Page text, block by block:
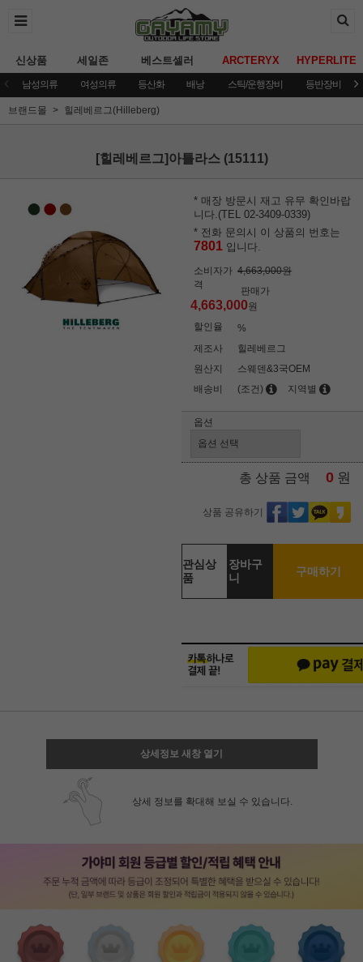
신상품 세일존 베스트셀러 ARCTERYX HYPERLITE
남성의류 여성의류 등산화 배낭 스틱/운행장비 등반장비
브랜드몰 힐레베르그(Hilleberg)
[힐레베르그]아틀라스 (15111)
* 매장 방문시 재고 유무 확인바랍
니다.(TEL 02-3409-0339)
* 전화 문의시 이 상품의 번호는
7801 입니다.
소비자가
격
4,663,000원
판매가
4,663,000원
할인율
%
제조사
힐레베르그
원산지
스웨덴&3국OEM
배송비
(조건) 지역별
옵션
총 상품 금액 0 원
상품 공유하기
관심상
품
장바구
니
구매하기
상세정보 새창 열기
상세 정보를 확대해 보실 수 있습니다.